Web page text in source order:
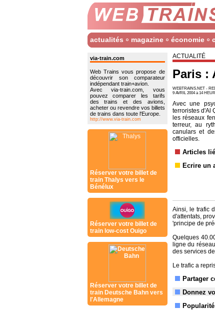
actualités magazine économie
via-train.com
Web Trains vous propose de
découvrir son comparateur
indépendant train+avion.
Avec via-train.com, vous
pouvez comparer les tarifs
des trains et des avions,
acheter ou revendre vos billets
de trains dans toute l'Europe.
http://www.via-train.com
Réserver votre billet de
train Thalys vers le
Bénélux
Réserver votre billet de
train low-cost Ouigo
Réserver votre billet de
train Deutsche Bahn vers
l'Allemagne
ACTUALITÉ
Paris :
WEBTRAINS.NET -
9 AVRIL 2004 à 14
Avec une
terroristes d'Al
les réseaux
terreur, au
canulars et
officielles.
Articles
Ecrire un
Ainsi, le trafic
d'attentats,
'principe de
Quelques
ligne du
des services
Le trafic a
Partager
Donnez